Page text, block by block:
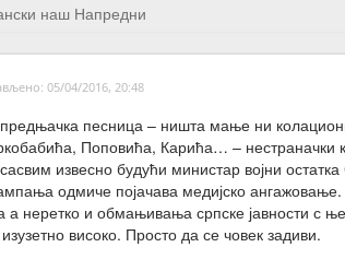
наш Напредни
05/04/2016, 20:48
песница – ништа мање ни
Поповића, Карића… – нестраначки
извесно будући министар војни остатка
одмиче појачава медијско ангажовање.
а неретко и обмањивања српске јавности с
високо. Просто да се човек задиви.